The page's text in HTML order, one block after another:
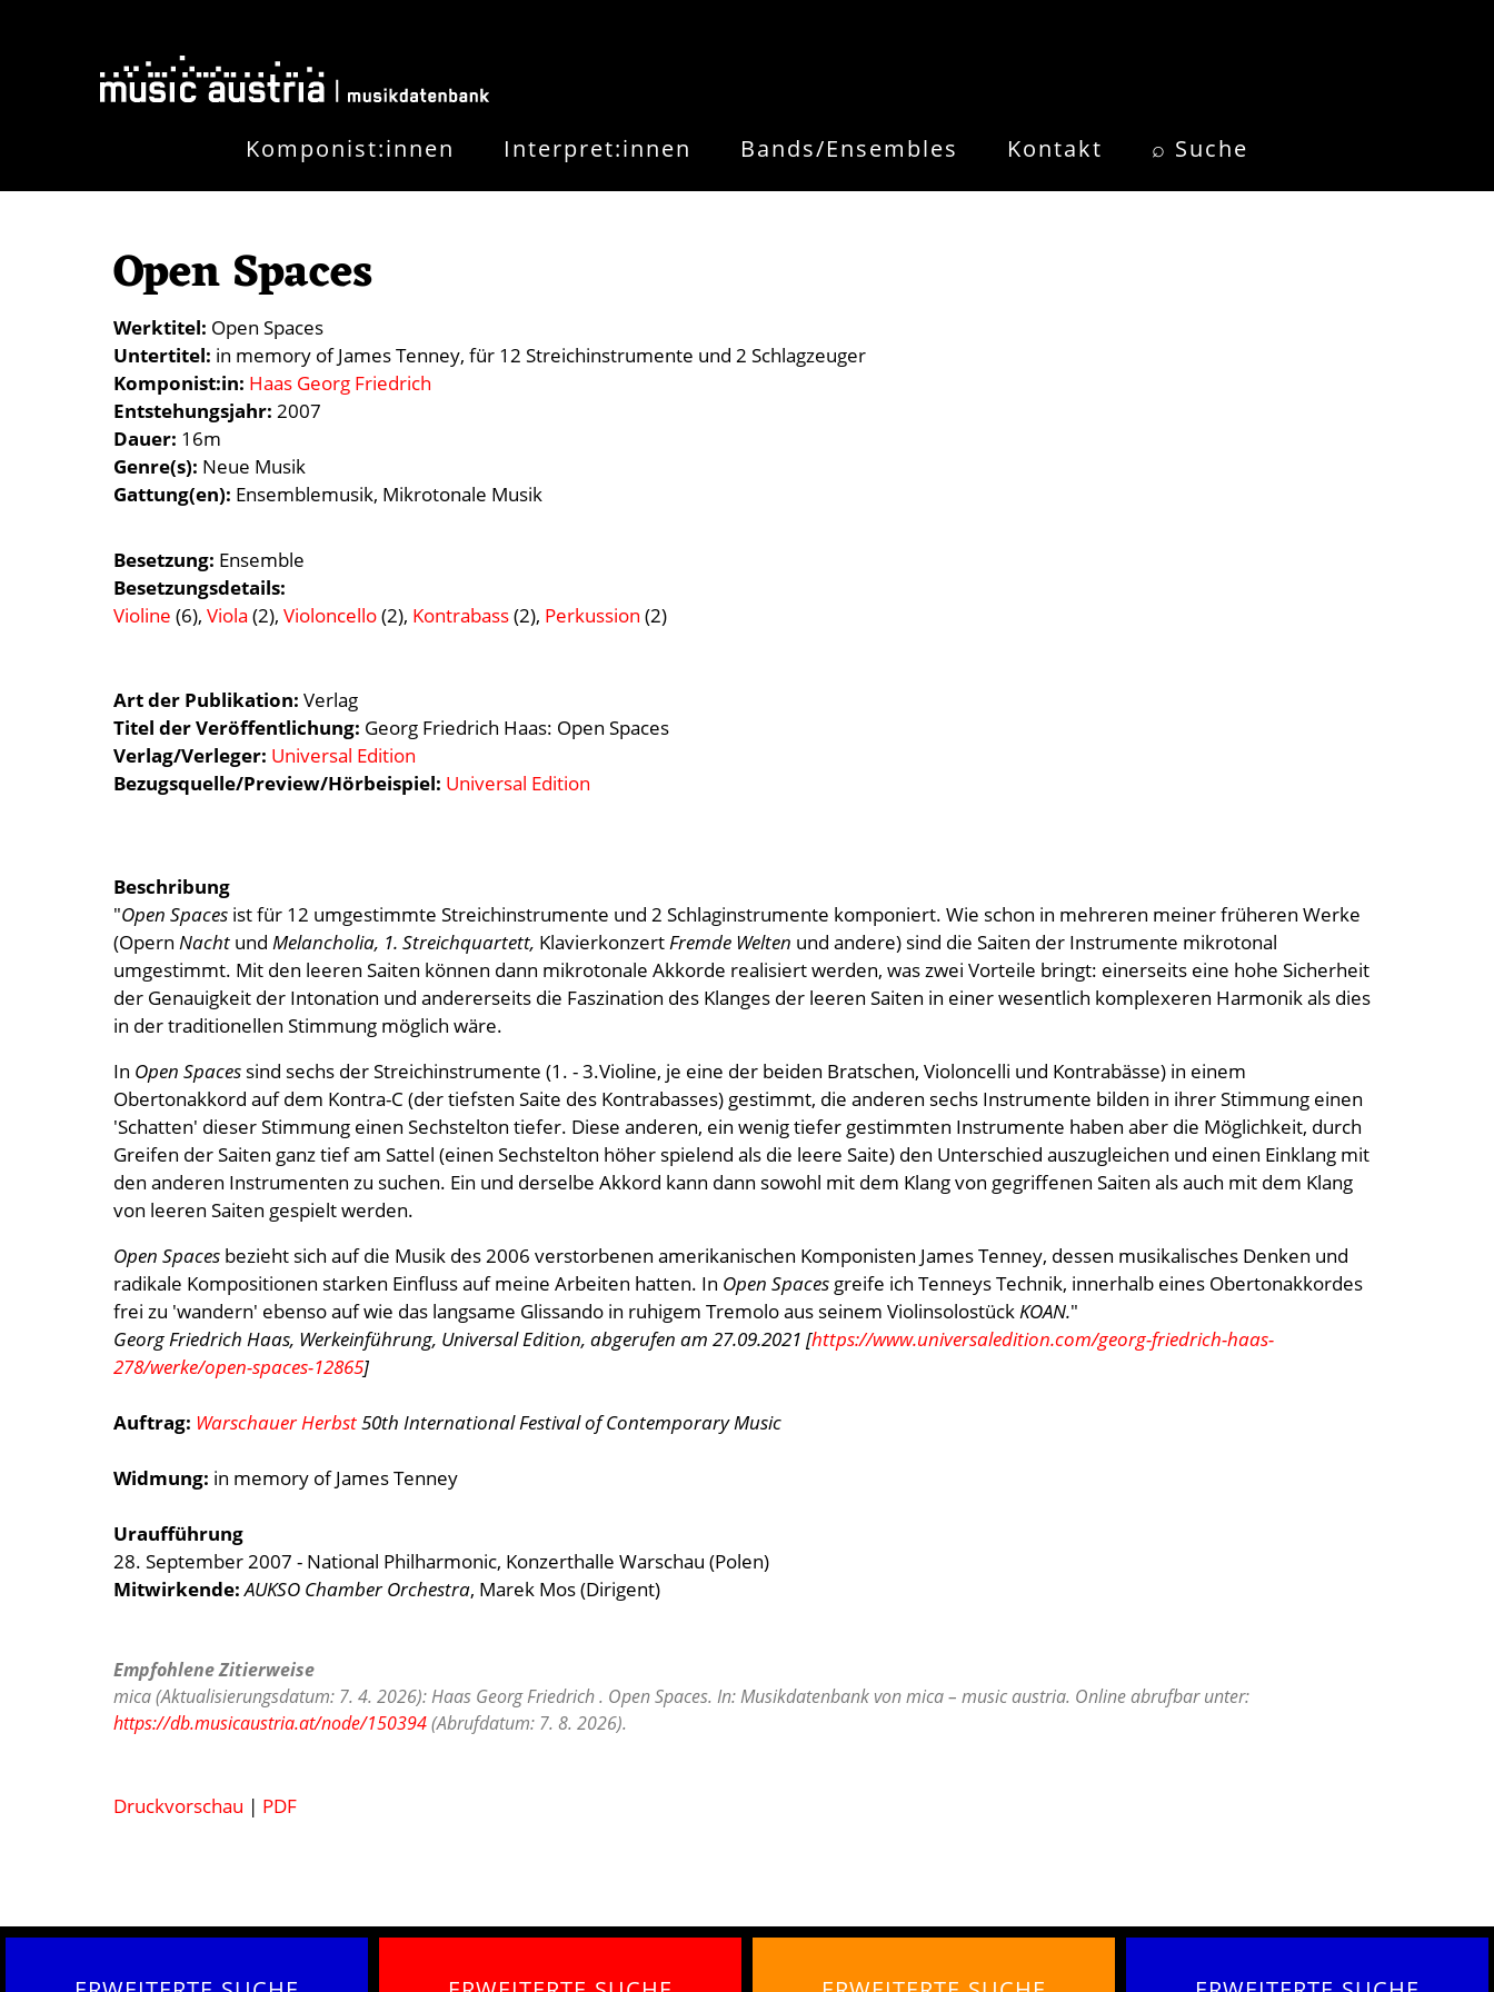
Komponist:innen Interpret:innen Bands/Ensembles Kontakt ⌕ Suche
Open Spaces
Werktitel Open Spaces
Untertitel in memory of James Tenney, für 12 Streichinstrumente und 2 Schlagzeuger
Komponist:in Haas Georg Friedrich
Entstehungsjahr 2007
Dauer 16m
Genre(s) Neue Musik
Gattung(en) Ensemblemusik Mikrotonale Musik
Besetzung Ensemble
Besetzungsdetails
Violine (6), Viola (2), Violoncello(2), Kontrabass(2), Perkussion (2)
Art der Publikation Verlag
Titel der Veröffentlichung Georg Friedrich Haas: Open Spaces
Verlag/Verleger Universal Edition
Bezugsquelle/Preview/Hörbeispiel: Universal Edition
Beschribung
"Open Spaces ist für 12 umgestimmte Streichinstrumente und 2 Schlaginstrumente komponiert. Wie schon in mehreren meiner früheren Werke
(Opern Nacht und Melancholia, 1. Streichquartett, KlavierkonzertFremde Welten und andere) sind die Saiten der Instrumente mikrotonal
umgestimmt. Mit den leeren Saiten können dann mikrotonale Akkorde realisiert werden, was zwei Vorteile bringt: einerseits eine hohe Sicherheit
der Genauigkeit der Intonation und andererseits die Faszination des Klanges der leeren Saiten in einer wesentlich komplexeren Harmonik als dies
in der traditionellen Stimmung möglich wäre.
In Open Spaces sind sechs der Streichinstrumente (1. - 3.Violine, je eine der beiden Bratschen, Violoncelli und Kontrabässe) in einem
Obertonakkord auf dem Kontra-C (der tiefsten Saite des Kontrabasses) gestimmt, die anderen sechs Instrumente bilden in ihrer Stimmung einen
'Schatten' dieser Stimmung einen Sechstelton tiefer. Diese anderen, ein wenig tiefer gestimmten Instrumente haben aber die Möglichkeit, durch
Greifen der Saiten ganz tief am Sattel (einen Sechstelton höher spielend als die leere Saite) den Unterschied auszugleichen und einen Einklang mit
den anderen Instrumenten zu suchen. Ein und derselbe Akkord kann dann sowohl mit dem Klang von gegriffenen Saiten als auch mit dem Klang
von leeren Saiten gespielt werden.
Open Spaces bezieht sich auf die Musik des 2006 verstorbenen amerikanischen Komponisten James Tenney, dessen musikalisches Denken und
radikale Kompositionen starken Einfluss auf meine Arbeiten hatten. In Open Spaces greife ich Tenneys Technik, innerhalb eines Obertonakkordes
frei zu 'wandern' ebenso auf wie das langsame Glissando in ruhigem Tremolo aus seinem ViolinsolostückKOAN."
Georg Friedrich Haas, Werkeinführung, Universal Edition, abgerufen am 27.09.2021 [https://www.universaledition.com/georg-friedrich-haas-
278/werke/open-spaces-12865]
Auftrag: Warschauer Herbst50th International Festival of Contemporary Music
Widmung: in memory of James Tenney
Uraufführung
28. September 2007 - National Philharmonic, Konzerthalle Warschau (Polen)
Mitwirkende: AUKSO Chamber Orchestra, Marek Mos (Dirigent)
Empfohlene Zitierweise
mica (Aktualisierungsdatum: 7. 4. 2026): Haas Georg Friedrich . Open Spaces. In: Musikdatenbank von mica – music austria. Online abrufbar unter:
https://db.musicaustria.at/node/150394(Abrufdatum: 7. 8. 2026).
Druckvorschau | PDF